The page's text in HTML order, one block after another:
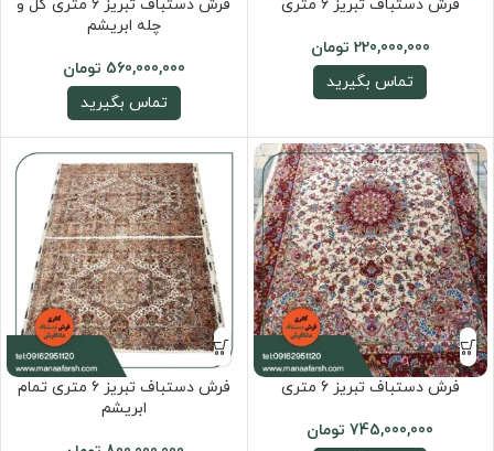
فرش دستباف تبریز 6 متری
220,000,000 تومان
تماس بگیرید
فرش دستباف تبریز 6 متری گل و
چله ابریشم
560,000,000 تومان
تماس بگیرید
فرش دستباف تبریز 6 متری
745,000,000 تومان
فرش دستباف تبریز ۶ متری تمام
ابریشم